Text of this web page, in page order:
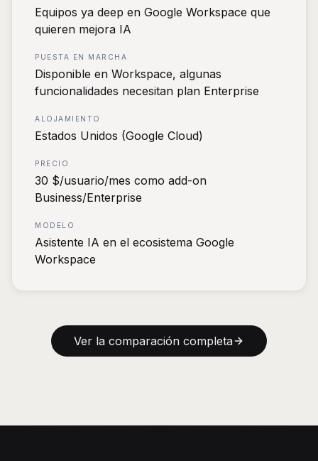
Equipos ya deep en Google Workspace que
quieren mejora IA
PUESTA EN MARCHA
Disponible en Workspace, algunas
funcionalidades necesitan plan Enterprise
ALOJAMIENTO
Estados Unidos (Google Cloud)
PRECIO
30 $/usuario/mes como add-on
Business/Enterprise
MODELO
Asistente IA en el ecosistema Google
Workspace
Ver la comparación completa